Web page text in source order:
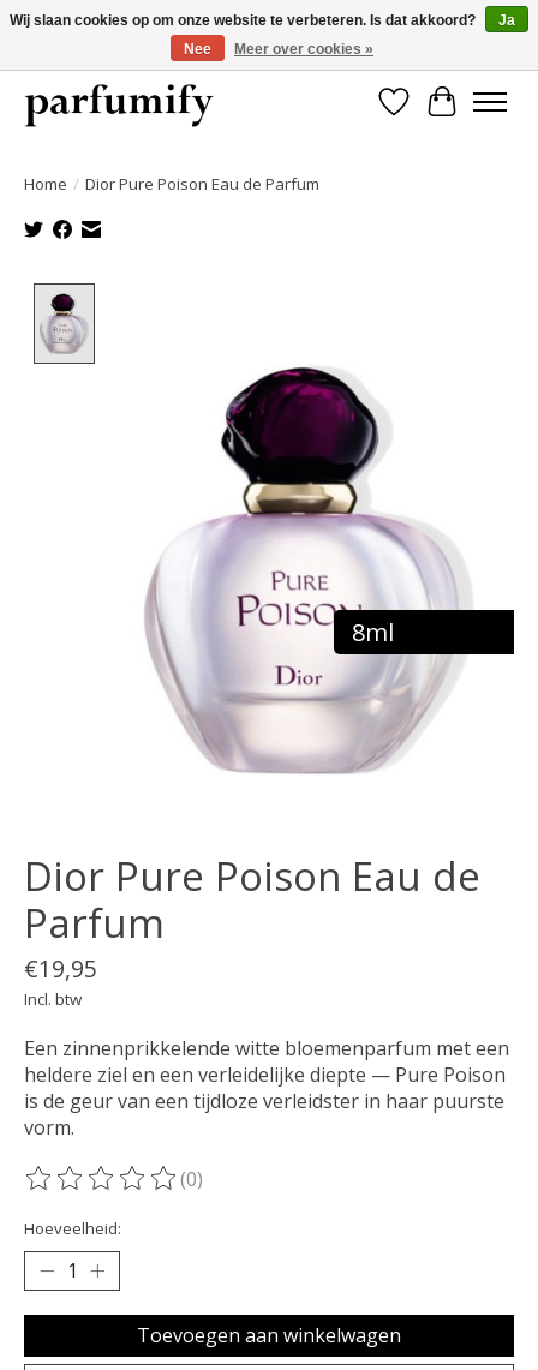
750+ Geuren | Gratis verzending | Maandelijks opzegbaar
Verlanglijst
Home / Dior Pure Poison Eau de Parfum
8ml
Dior Pure Poison Eau de
Parfum
€19,95
Incl. btw
Een zinnenprikkelende witte bloemenparfum met een
heldere ziel en een verleidelijke diepte — Pure Poison
is de geur van een tijdloze verleidster in haar puurste
vorm.
De beoordeling van dit product is
(0)
Hoeveelheid:
Toevoegen aan winkelwagen
Wij slaan cookies op om onze website te verbeteren. Is dat akkoord?
Ja
Nee
Meer over cookies »